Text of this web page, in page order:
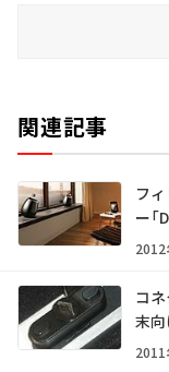
関連記事
フ
ー「
コ
末